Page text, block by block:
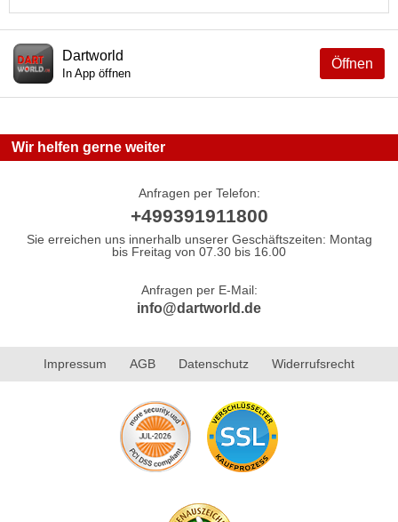
Öffnen
Dartworld
In App öffnen
Wir helfen gerne weiter
Anfragen per Telefon:
+499391911800
Sie erreichen uns innerhalb unserer Geschäftszeiten: Montag
bis Freitag von 07.30 bis 16.00
Anfragen per E-Mail:
info@dartworld.de
Impressum AGB Datenschutz Widerrufsrecht